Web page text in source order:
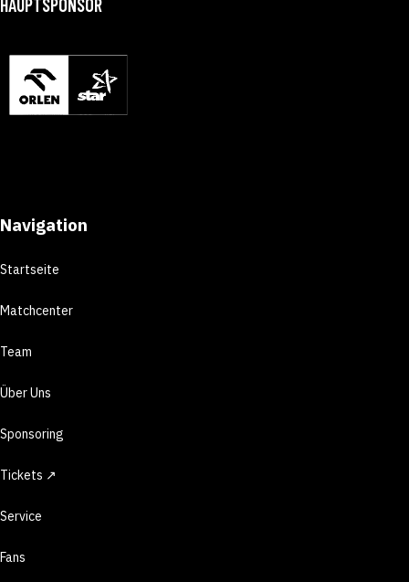
Navigation
Startseite
Matchcenter
Team
Über Uns
Sponsoring
Tickets ↗
Service
Fans